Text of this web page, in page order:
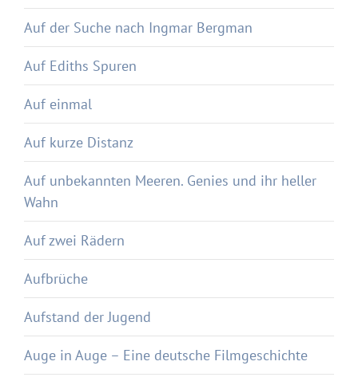
Auf der Suche nach Ingmar Bergman
Auf Ediths Spuren
Auf einmal
Auf kurze Distanz
Auf unbekannten Meeren. Genies und ihr heller
Wahn
Auf zwei Rädern
Aufbrüche
Aufstand der Jugend
Auge in Auge – Eine deutsche Filmgeschichte